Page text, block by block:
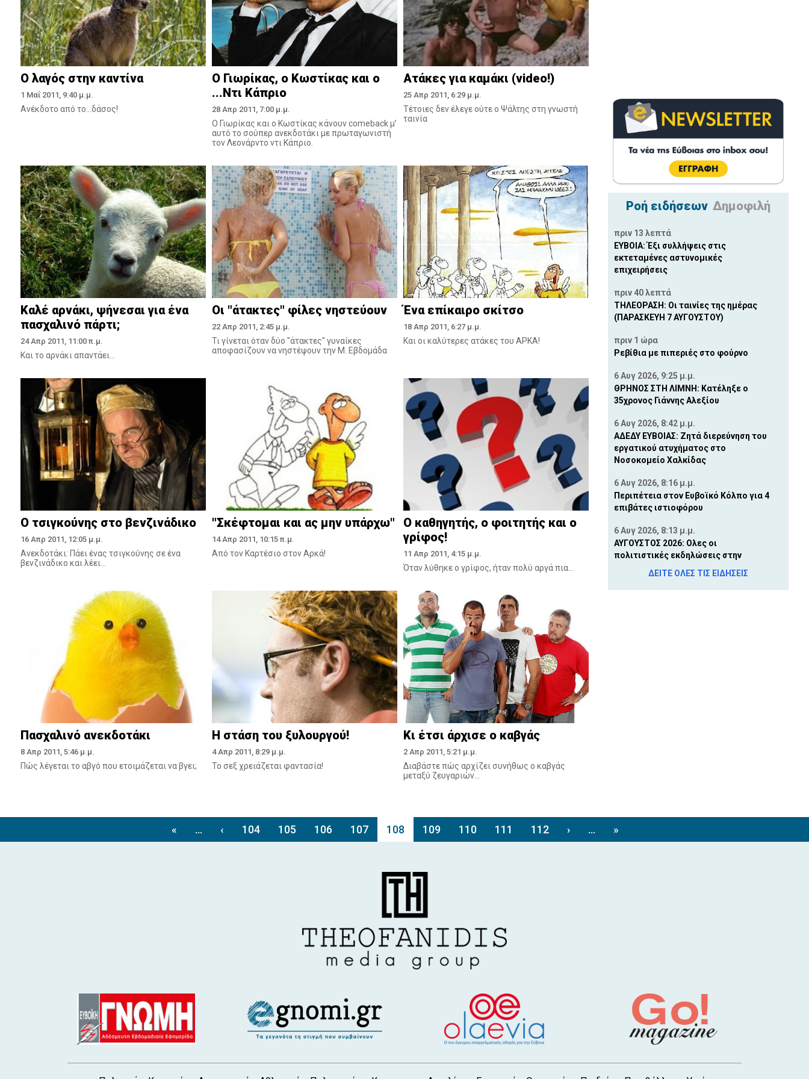
Ο λαγός στην καντίνα
1 Μαΐ 2011, 9:40 μ.μ.
Ανέκδοτο από το...δάσος!
Ο Γιωρίκας, ο Κωστίκας και ο
...Ντι Κάπριο
28 Απρ 2011, 7:00 μ.μ.
Ο Γιωρίκας και ο Κωστίκας κάνουν comeback μ’
αυτό το σούπερ ανεκδοτάκι με πρωταγωνιστή
τον Λεονάρντο ντι Κάπριο.
Aτάκες για καμάκι (video!)
25 Απρ 2011, 6:29 μ.μ.
Tέτοιες δεν έλεγε ούτε ο Ψάλτης στη γνωστή
ταινία
Καλέ αρνάκι, ψήνεσαι για ένα
πασχαλινό πάρτι;
24 Απρ 2011, 11:00 π.μ.
Και το αρνάκι απαντάει...
Οι "άτακτες" φίλες νηστεύουν
22 Απρ 2011, 2:45 μ.μ.
Τι γίνεται όταν δύο "άτακτες" γυναίκες
αποφασίζουν να νηστέψουν την Μ. Εβδομάδα
Ένα επίκαιρο σκίτσο
18 Απρ 2011, 6:27 μ.μ.
Kαι οι καλύτερες ατάκες του APKA!
Ο τσιγκούνης στο βενζινάδικο
16 Απρ 2011, 12:05 μ.μ.
Ανεκδοτάκι: Πάει ένας τσιγκούνης σε ένα
βενζινάδικο και λέει...
"Σκέφτομαι και ας μην υπάρχω"
14 Απρ 2011, 10:15 π.μ.
Aπό τον Kαρτέσιο στον Aρκά!
O καθηγητής, ο φοιτητής και ο
γρίφος!
11 Απρ 2011, 4:15 μ.μ.
Όταν λύθηκε ο γρίφος, ήταν πολύ αργά πια...
Πασχαλινό ανεκδοτάκι
8 Απρ 2011, 5:46 μ.μ.
Πώς λέγεται το αβγό που ετοιμάζεται να βγει;
Η στάση του ξυλουργού!
4 Απρ 2011, 8:29 μ.μ.
Το σεξ χρειάζεται φαντασία!
Κι έτσι άρχισε ο καβγάς
2 Απρ 2011, 5:21 μ.μ.
Διαβάστε πώς αρχίζει συνήθως ο καβγάς
μεταξύ ζευγαριών...
Ροή ειδήσεων Δημοφιλή
πριν 13 λεπτά
ΕΥΒΟΙΑ: Έξι συλλήψεις στις
εκτεταμένες αστυνομικές
επιχειρήσεις
πριν 40 λεπτά
ΤΗΛΕΟΡΑΣΗ: Οι ταινίες της ημέρας
(ΠΑΡΑΣΚΕΥΗ 7 ΑΥΓΟΥΣΤΟΥ)
πριν 1 ώρα
Ρεβίθια με πιπεριές στο φούρνο
6 Αυγ 2026, 9:25 μ.μ.
ΘΡΗΝΟΣ ΣΤΗ ΛΙΜΝΗ: Κατέληξε ο
35χρονος Γιάννης Αλεξίου
6 Αυγ 2026, 8:42 μ.μ.
ΑΔΕΔΥ ΕΥΒΟΙΑΣ: Ζητά διερεύνηση του
εργατικού ατυχήματος στο
Νοσοκομείο Χαλκίδας
6 Αυγ 2026, 8:16 μ.μ.
Περιπέτεια στον Ευβοϊκό Κόλπο για 4
επιβάτες ιστιοφόρου
6 Αυγ 2026, 8:13 μ.μ.
ΑΥΓΟΥΣΤΟΣ 2026: Ολες οι
πολιτιστικές εκδηλώσεις στην
6 Αυγ 2026, 7:38 μ.μ.
θάλασσα
6 Αυγ 2026, 5:11 μ.μ.
6 Αυγ 2026, 3:20 μ.μ.
ΑΥΛΙΔΑ: Καταγγελία για χόρτα 1,5
μέτρου στις εγκαταστάσεις της ΕΡΤ
κοντά στον Φάρο (φωτό)
ΔΕΙΤΕ ΟΛΕΣ ΤΙΣ ΕΙΔΗΣΕΙΣ
« ... ‹ 104 105 106 107 108 109 110 111 112 › ... »